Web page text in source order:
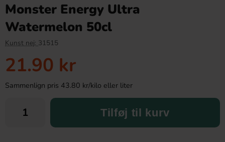
Monster Energy Ultra
Watermelon 50cl
Kunst nej: 31515
21.90 kr
Sammenlign pris 43.80 kr/kilo eller liter
Tilføj til kurv